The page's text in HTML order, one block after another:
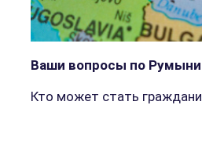
Ваши вопросы по
Кто может стать